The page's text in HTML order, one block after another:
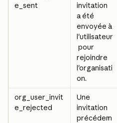
e_sent
invitation
a été
envoyée à
l'utilisateur
pour
rejoindre
l'organisati
on.
org_user_invit
e_rejected
Une
invitation
précédem